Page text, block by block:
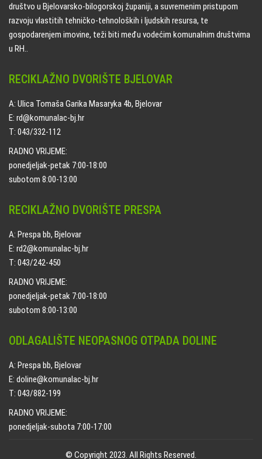
društvo u Bjelovarsko-bilogorskoj županiji, a suvremenim pristupom
razvoju vlastitih tehničko-tehnoloških i ljudskih resursa, te
gospodarenjem imovine, teži biti među vodećim komunalnim društvima
u RH..
RECIKLAŽNO DVORIŠTE BJELOVAR
A: Ulica Tomaša Garika Masaryka 4b, Bjelovar
E: rd@komunalac-bj.hr
T: 043/332-112
RADNO VRIJEME:
ponedjeljak-petak 7:00-18:00
subotom 8:00-13:00
RECIKLAŽNO DVORIŠTE PRESPA
A: Prespa bb, Bjelovar
E: rd2@komunalac-bj.hr
T: 043/242-450
RADNO VRIJEME:
ponedjeljak-petak 7:00-18:00
subotom 8:00-13:00
ODLAGALIŠTE NEOPASNOG OTPADA DOLINE
A: Prespa bb, Bjelovar
E: doline@komunalac-bj.hr
T: 043/882-199
RADNO VRIJEME:
ponedjeljak-subota 7:00-17:00
© Copyright 2023. All Rights Reserved.